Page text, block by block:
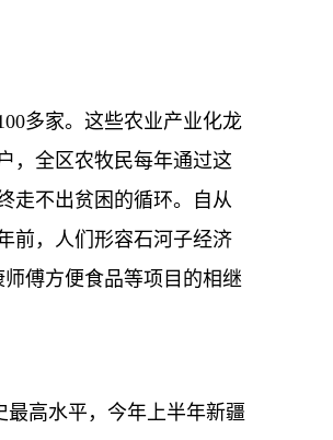
多家。这些农业产业化龙
，全区农牧民每年通过这
走不出贫困的循环。自从
前，人们形容石河子经济
傅方便食品等项目的相继
高水平，今年上半年新疆